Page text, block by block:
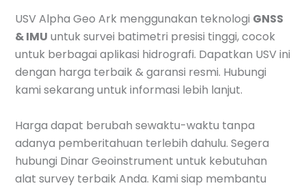
USV Alpha Geo Ark menggunakan teknologi GNSS
& IMU untuk survei batimetri presisi tinggi, cocok
untuk berbagai aplikasi hidrografi. Dapatkan USV ini
dengan harga terbaik & garansi resmi. Hubungi
kami sekarang untuk informasi lebih lanjut.
Harga dapat berubah sewaktu-waktu tanpa
adanya pemberitahuan terlebih dahulu. Segera
hubungi Dinar Geoinstrument untuk kebutuhan
alat survey terbaik Anda. Kami siap membantu